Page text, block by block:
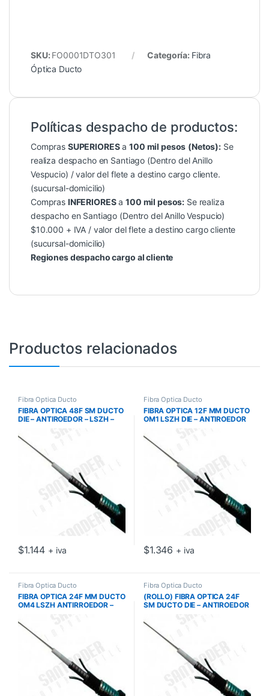
SKU: FO0001DTO301 Categoría: Fibra
Óptica Ducto
Políticas despacho de productos:
Compras SUPERIORESa100 mil pesos (Netos): Se
realiza despacho en Santiago (Dentro del Anillo
Vespucio) / valor del flete a destino cargo cliente.
(sucursal-domicilio)
Compras INFERIORESa100 mil pesos: Se realiza
despacho en Santiago (Dentro del Anillo Vespucio)
$10.000 + IVA / valor del flete a destino cargo cliente
(sucursal-domicilio)
Regiones despacho cargo al cliente
Productos relacionados
Fibra Óptica Ducto
FIBRA OPTICA 48F SM DUCTO
DIE – ANTIROEDOR – LSZH –
$1.144 + iva
Fibra Óptica Ducto
FIBRA OPTICA 12F MM DUCTO
OM1 LSZH DIE – ANTIROEDOR
$1.346 + iva
Fibra Óptica Ducto
FIBRA OPTICA 24F MM DUCTO
OM4 LSZH ANTIRROEDOR –
Fibra Óptica Ducto
(ROLLO) FIBRA OPTICA 24F
SM DUCTO DIE – ANTIROEDOR